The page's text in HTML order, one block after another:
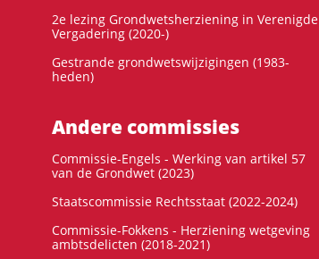
2e lezing Grondwetsherziening in Verenigde
Vergadering (2020-)
Gestrande grondwetswijzigingen (1983-
heden)
Andere commissies
Commissie-Engels - Werking van artikel 57
van de Grondwet (2023)
Staatscommissie Rechtsstaat (2022-2024)
Commissie-Fokkens - Herziening wetgeving
ambtsdelicten (2018-2021)